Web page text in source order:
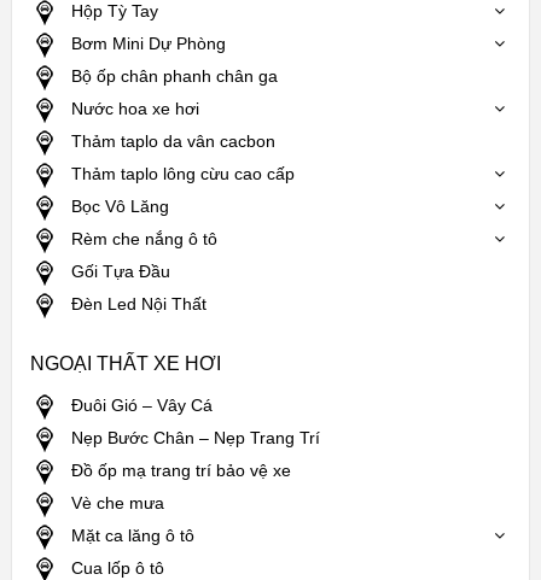
Hộp Tỳ Tay
Bơm Mini Dự Phòng
Bộ ốp chân phanh chân ga
Nước hoa xe hơi
Thảm taplo da vân cacbon
Thảm taplo lông cừu cao cấp
Bọc Vô Lăng
Rèm che nắng ô tô
Gối Tựa Đầu
Đèn Led Nội Thất
NGOẠI THẤT XE HƠI
Đuôi Gió – Vây Cá
Nẹp Bước Chân – Nẹp Trang Trí
Đồ ốp mạ trang trí bảo vệ xe
Vè che mưa
Mặt ca lăng ô tô
Cua lốp ô tô